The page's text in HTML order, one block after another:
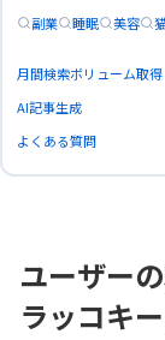
副業 睡眠 美容
月間検索ボリューム取得
AI記事生成
よくある質問
ユーザー
ラッコキ